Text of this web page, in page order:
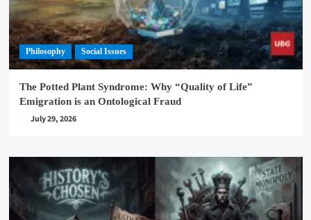
Philosophy Social Issues
The Potted Plant Syndrome: Why “Quality of Life”
Emigration is an Ontological Fraud
July 29, 2026